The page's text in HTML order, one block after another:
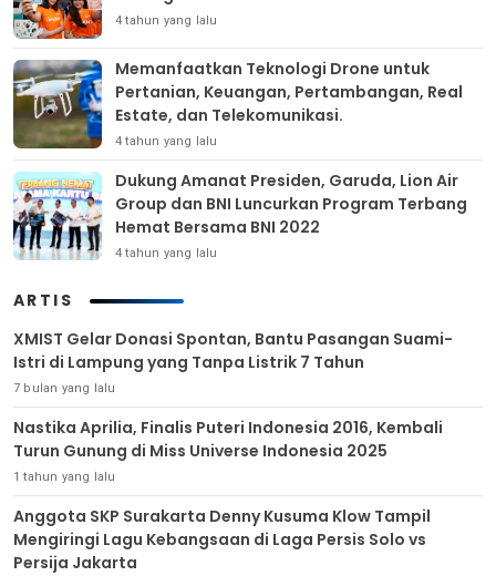
4 tahun yang lalu
Memanfaatkan Teknologi Drone untuk
Pertanian, Keuangan, Pertambangan, Real
Estate, dan Telekomunikasi.
4 tahun yang lalu
Dukung Amanat Presiden, Garuda, Lion Air
Group dan BNI Luncurkan Program Terbang
Hemat Bersama BNI 2022
4 tahun yang lalu
ARTIS
XMIST Gelar Donasi Spontan, Bantu Pasangan Suami-
Istri di Lampung yang Tanpa Listrik 7 Tahun
7 bulan yang lalu
Nastika Aprilia, Finalis Puteri Indonesia 2016, Kembali
Turun Gunung di Miss Universe Indonesia 2025
1 tahun yang lalu
Anggota SKP Surakarta Denny Kusuma Klow Tampil
Mengiringi Lagu Kebangsaan di Laga Persis Solo vs
Persija Jakarta